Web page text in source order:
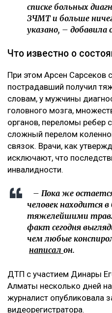
списке больных
ЗЧМТ и больше
указано, – добавила
Что известно о
При этом Арсен Сарсеков
пострадавший получил
словам, у мужчины
головного мозга,
органов, переломы ребер
сложный перелом
связок. Врачи, как
исключают, что
инвалидности.
– Пока же
человек находится в
тяжелейшими
факт сегодня
чем любые
написал он.
ДТП с участием Динары
Алматы несколько дней
журналист опубликовала
видеорегистратора.